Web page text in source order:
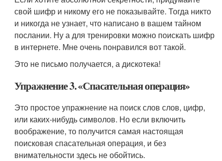
свой шифр и никому его не показывайте. Тогда никто
и никогда не узнает, что написано в вашем тайном
послании. Ну а для тренировки можно поискать шифр
в интернете. Мне очень понравился вот такой.
Это не письмо получается, а дискотека!
Упражнение 3. «Спасательная операция»
Это простое упражнение на поиск слов слов, цифр,
или каких-нибудь символов. Но если включить
воображение, то получится самая настоящая
поисковая спасательная операция, и без
внимательности здесь не обойтись.